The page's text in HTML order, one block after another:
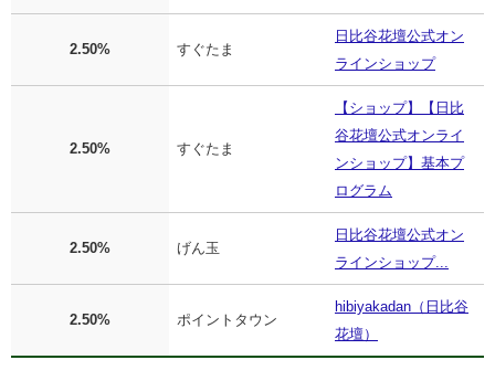
2.50% すぐたま
日比谷花壇公式オン
ラインショップ
2.50% すぐたま
【ショップ】【日比
谷花壇公式オンライ
ンショップ】基本プ
ログラム
2.50% げん玉
日比谷花壇公式オン
ラインショップ...
2.50% ポイントタウン
hibiyakadan（日比谷
花壇）